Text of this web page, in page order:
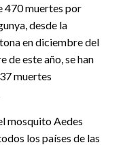
470 muertes por
desde la
en diciembre del
de este año, se han
muertes
mosquito Aedes
los países de las